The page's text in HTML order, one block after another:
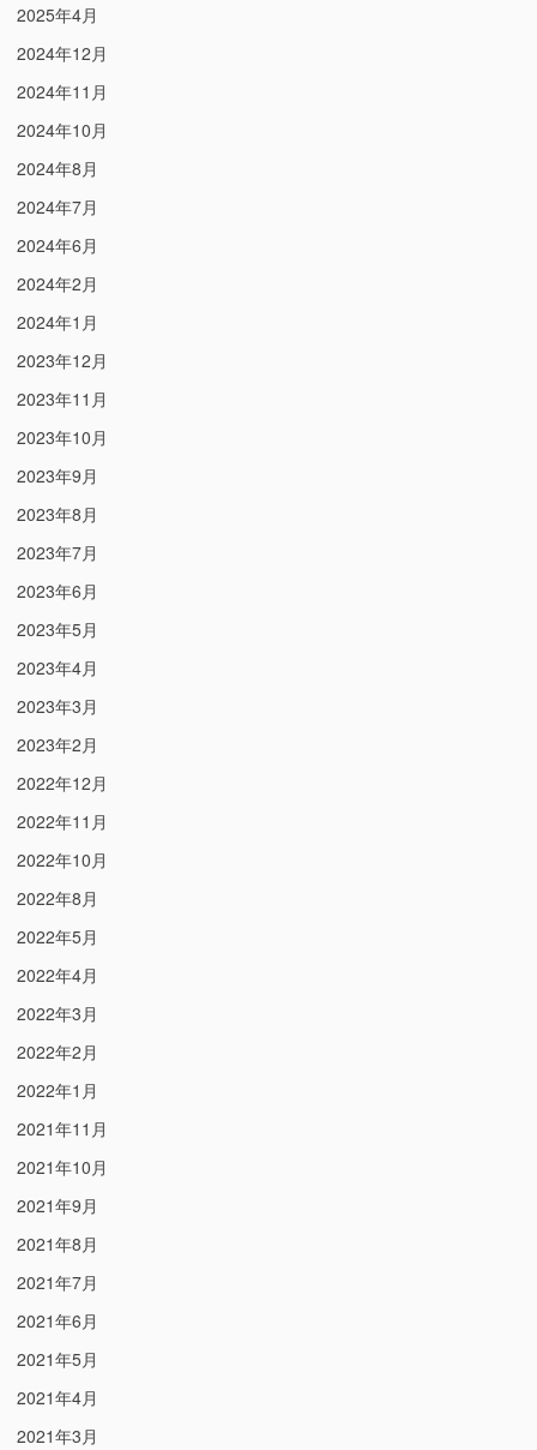
2025年4月
2024年12月
2024年11月
2024年10月
2024年8月
2024年7月
2024年6月
2024年2月
2024年1月
2023年12月
2023年11月
2023年10月
2023年9月
2023年8月
2023年7月
2023年6月
2023年5月
2023年4月
2023年3月
2023年2月
2022年12月
2022年11月
2022年10月
2022年8月
2022年5月
2022年4月
2022年3月
2022年2月
2022年1月
2021年11月
2021年10月
2021年9月
2021年8月
2021年7月
2021年6月
2021年5月
2021年4月
2021年3月